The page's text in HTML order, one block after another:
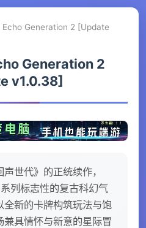
Echo Generation 2 [Update
Generation 2
v1.0.38]
世代》的正统续作，
列标志性的复古科幻气
全新的卡牌构筑玩法与饱
兼具情怀与新意的星际冒